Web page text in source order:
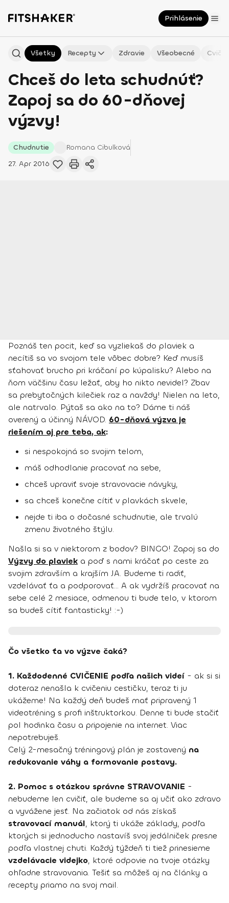
Prihlásenie
Všetky Recepty Zdravie Všeobecné
Chceš do leta schudnúť?
Zapoj sa do 60-dňovej
výzvy!
Chudnutie Romana Cibulková
27. Apr 2016
Poznáš ten pocit, keď sa vyzliekaš do plaviek a
necítiš sa vo svojom tele vôbec dobre? Keď musíš
sťahovať brucho pri kráčaní po kúpalisku? Alebo na
ňom väčšinu času ležať, aby ho nikto nevidel? Zbav
sa prebytočných kilečiek raz a navždy! Nielen na leto,
ale natrvalo. Pýtaš sa ako na to? Dáme ti náš
overený a účinný NÁVOD. 60-dňová výzva je
riešením aj pre teba, ak:
si nespokojná so svojim telom,
máš odhodlanie pracovať na sebe,
chceš upraviť svoje stravovacie návyky,
sa chceš konečne cítiť v plavkách skvele,
nejde ti iba o dočasné schudnutie, ale trvalú
zmenu životného štýlu.
Našla si sa v niektorom z bodov? BINGO! Zapoj sa do
Výzvy do plaviek a poď s nami kráčať po ceste za
svojim zdravším a krajším JA. Budeme ti radiť,
vzdelávať ťa a podporovať... A ak vydržíš pracovať na
sebe celé 2 mesiace, odmenou ti bude telo, v ktorom
sa budeš cítiť fantasticky! :-)
Čo všetko ťa vo výzve čaká?
1. Každodenné CVIČENIE podľa našich videí - ak si si
doteraz nenašla k cvičeniu cestičku, teraz ti ju
ukážeme! Na každý deň budeš mať pripravený 1
videotréning s profi inštruktorkou. Denne ti bude stačiť
pol hodinka času a pripojenie na internet. Viac
nepotrebuješ.
Celý 2-mesačný tréningový plán je zostavený na
redukovanie váhy a formovanie postavy.
2. Pomoc s otázkou správne STRAVOVANIE -
nebudeme len cvičiť, ale budeme sa aj učiť ako zdravo
a vyvážene jesť. Na začiatok od nás získaš
stravovací manuál, ktorý ti ukáže základy, podľa
ktorých si jednoducho nastavíš svoj jedálniček presne
podľa vlastnej chuti. Každý týždeň ti tiež prinesieme
vzdelávacie videjko, ktoré odpovie na tvoje otázky
ohľadne stravovania. Tešiť sa môžeš aj na články a
recepty priamo na svoj mail.